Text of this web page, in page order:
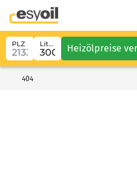
PLZ Liter Heizölpreise
404